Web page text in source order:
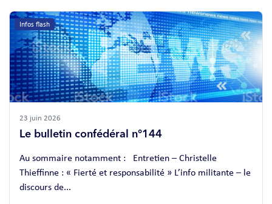
Infos flash
23 juin 2026
Le bulletin confédéral n°144
Au sommaire notamment : Entretien – Christelle
Thieffinne : « Fierté et responsabilité » L’info militante – le
discours de...